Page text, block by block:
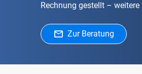
Rechnung gestellt –
Zur Beratung